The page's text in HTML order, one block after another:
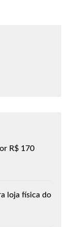
R$ 170
loja física do